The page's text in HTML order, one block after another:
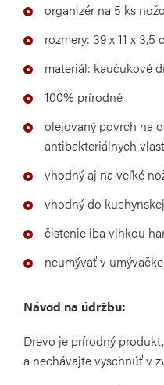
organizér na 5 ks
rozmery: 39 x 11 x
materiál: kaučukové
100% prírodné
olejovaný povrch na
antibakteriálnych
vhodný aj na veľké
vhodný do
čistenie iba vlhkou
neumývať v
Návod na údržbu:
Drevo je prírodný
a nechávajte vyschnúť v